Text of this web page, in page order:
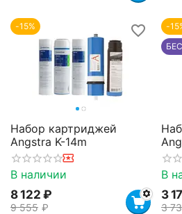
-15%
Набор картриджей
Angstra K-14m
В наличии
8 122 ₽
9 555 ₽
-
В
3
3